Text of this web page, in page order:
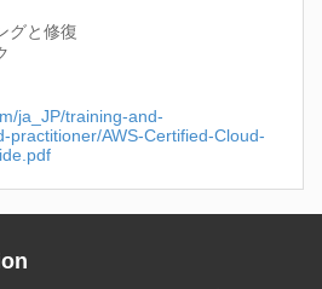
グと修復
ja_JP/training-and-
practitioner/AWS-Certified-Cloud-